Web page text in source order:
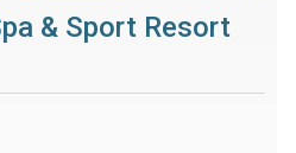
& Sport Resort